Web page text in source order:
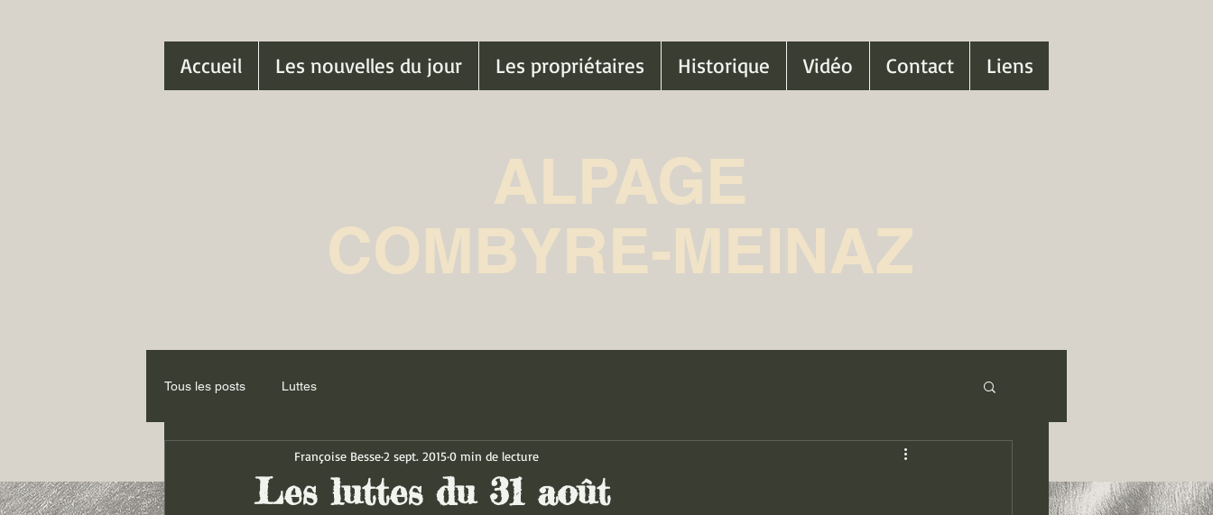
Accueil Les nouvelles du jour Les propriétaires Historique Vidéo Contact Liens
ALPAGE
COMBYRE-MEINAZ
Tous les posts Luttes
Les luttes du 31 août
Françoise Besse2 sept. 20150 min de lecture